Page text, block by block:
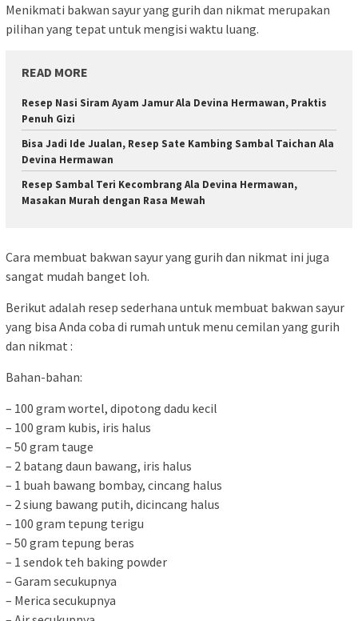
Menikmati bakwan sayur yang gurih dan nikmat merupakan
pilihan yang tepat untuk mengisi waktu luang.
READ MORE
Resep Nasi Siram Ayam Jamur Ala Devina Hermawan, Praktis
Penuh Gizi
Bisa Jadi Ide Jualan, Resep Sate Kambing Sambal Taichan Ala
Devina Hermawan
Resep Sambal Teri Kecombrang Ala Devina Hermawan,
Masakan Murah dengan Rasa Mewah
Cara membuat bakwan sayur yang gurih dan nikmat ini juga
sangat mudah banget loh.
Berikut adalah resep sederhana untuk membuat bakwan sayur
yang bisa Anda coba di rumah untuk menu cemilan yang gurih
dan nikmat :
Bahan-bahan:
– 100 gram wortel, dipotong dadu kecil
– 100 gram kubis, iris halus
– 50 gram tauge
– 2 batang daun bawang, iris halus
– 1 buah bawang bombay, cincang halus
– 2 siung bawang putih, dicincang halus
– 100 gram tepung terigu
– 50 gram tepung beras
– 1 sendok teh baking powder
– Garam secukupnya
– Merica secukupnya